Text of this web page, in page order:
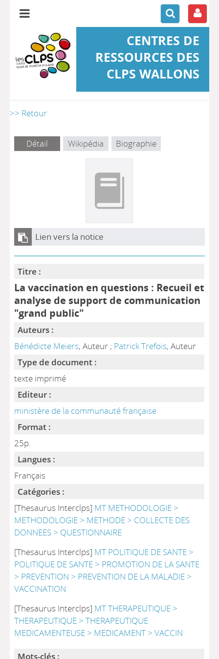
CENTRES DE
RESSOURCES DES
CLPS WALLONS
>> Retour
Détail Wikipédia Biographie
Lien vers la notice
Titre :
La vaccination en questions : Recueil et
analyse de support de communication
"grand public"
Auteurs :
Bénédicte Meiers, Auteur ; Patrick Trefois, Auteur
Type de document :
texte imprimé
Editeur :
ministère de la communauté française
Format :
25p.
Langues :
Français
Catégories :
[Thesaurus Interclps] MT METHODOLOGIE >
METHODOLOGIE > METHODE > COLLECTE DES
DONNEES > QUESTIONNAIRE
[Thesaurus Interclps] MT POLITIQUE DE SANTE >
POLITIQUE DE SANTE > PROMOTION DE LA SANTE
> PREVENTION > PREVENTION DE LA MALADIE >
VACCINATION
[Thesaurus Interclps] MT THERAPEUTIQUE >
THERAPEUTIQUE > THERAPEUTIQUE
MEDICAMENTEUSE > MEDICAMENT > VACCIN
Mots-clés :